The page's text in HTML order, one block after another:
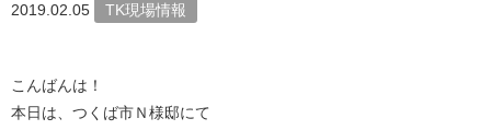
2019.02.05 TK現場情報
こんばんは！
本日は、つくば市Ｎ様邸にて